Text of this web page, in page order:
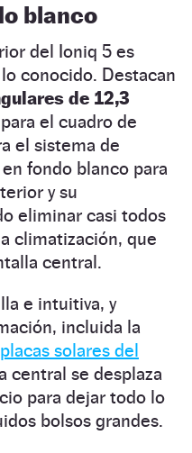
blanco
del Ioniq 5 es
conocido. Destacan
de 12,3
el cuadro de
el sistema de
fondo blanco para
y su
eliminar casi todos
climatización, que
central.
e intuitiva, y
incluida la
placas solares del
central se desplaza
para dejar todo lo
bolsos grandes.